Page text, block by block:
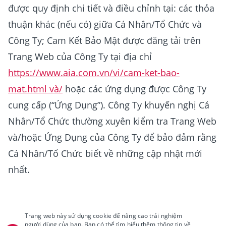
được quy định chi tiết và điều chỉnh tại: các thỏa
thuận khác (nếu có) giữa Cá Nhân/Tổ Chức và
Công Ty; Cam Kết Bảo Mật được đăng tải trên
Trang Web của Công Ty tại địa chỉ
https://www.aia.com.vn/vi/cam-ket-bao-
mat.html và/ hoặc các ứng dụng được Công Ty
cung cấp (“Ứng Dụng”). Công Ty khuyến nghị Cá
Nhân/Tổ Chức thường xuyên kiểm tra Trang Web
và/hoặc Ứng Dụng của Công Ty để bảo đảm rằng
Cá Nhân/Tổ Chức biết về những cập nhật mới
nhất.
Trang web này sử dụng cookie để nâng cao trải nghiệm
người dùng của bạn. Bạn có thể tìm hiểu thêm thông tin về